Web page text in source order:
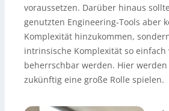
voraussetzen. Darüber hinaus
genutzten Engineering-Tools aber
Komplexität hinzukommen,
intrinsische Komplexität so einfach
beherrschbar werden. Hier werden
zukünftig eine große Rolle spielen.